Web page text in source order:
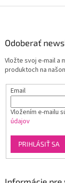
Odoberať
Vložte svoj e-mail a
produktoch na
Email
Vložením e-mailu
údajov
PRIHLÁSIŤ SA